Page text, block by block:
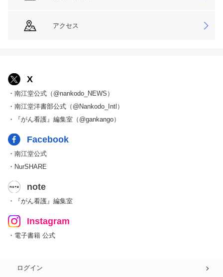
アクセス
X
・南江堂公式（@nankodo_NEWS）
・南江堂洋書部公式（@Nankodo_Intl）
・『がん看護』編集室（@gankango）
Facebook
・南江堂公式
・NurSHARE
note
・『がん看護』編集室
Instagram
・電子書籍 公式
ログイン